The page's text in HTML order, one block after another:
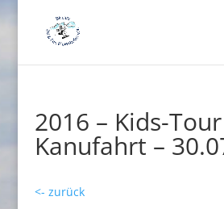
2016 – Kids-Tour
Kanufahrt –
<- zurück